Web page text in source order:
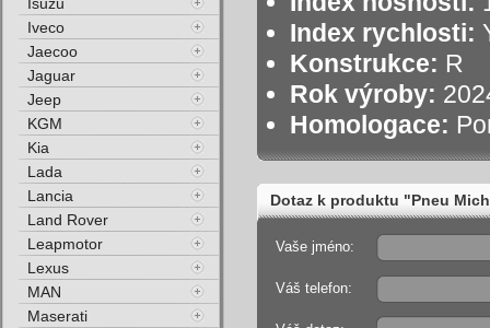
Index rychlosti:
Konstrukce: R
Rok výroby:
Homologace:
Dotaz k produktu "Pneu
Vaše jméno:
Váš telefon:
Iveco
Jaecoo
Jaguar
Jeep
KGM
Kia
Lada
Lancia
Land Rover
Leapmotor
Lexus
MAN
Maserati